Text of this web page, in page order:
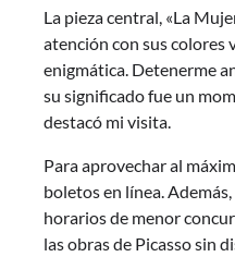
La pieza central, «La
atención con sus colores
enigmática. Detenerme
su significado fue un
destacó mi visita.
Para aprovechar al
boletos en línea.
horarios de menor
las obras de Picasso sin